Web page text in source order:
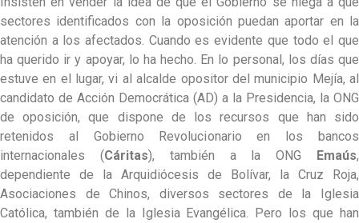
sectores identificados con la oposición puedan aportar en la
atención a los afectados. Cuando es evidente que todo el que
ha querido ir y apoyar, lo ha hecho. En lo personal, los días que
estuve en el lugar, vi al alcalde opositor del municipio Mejía, al
candidato de Acción Democrática (AD) a la Presidencia, la ONG
de oposición, que dispone de los recursos que han sido
retenidos al Gobierno Revolucionario en los bancos
internacionales (Cáritas), también a la ONG Emaús,
dependiente de la Arquidiócesis de Bolívar, la Cruz Roja,
Asociaciones de Chinos, diversos sectores de la Iglesia
Católica, también de la Iglesia Evangélica. Pero los que han